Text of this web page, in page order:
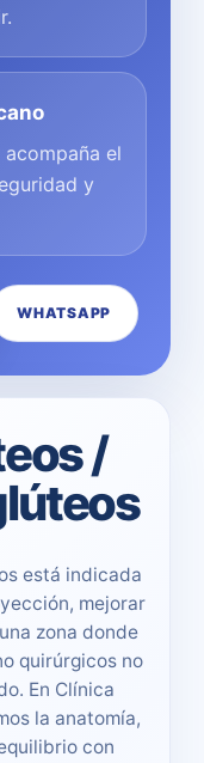
el
y
WHATSAPP
/
está indicada
mejorar
zona donde
quirúrgicos no
En Clínica
la anatomía,
con